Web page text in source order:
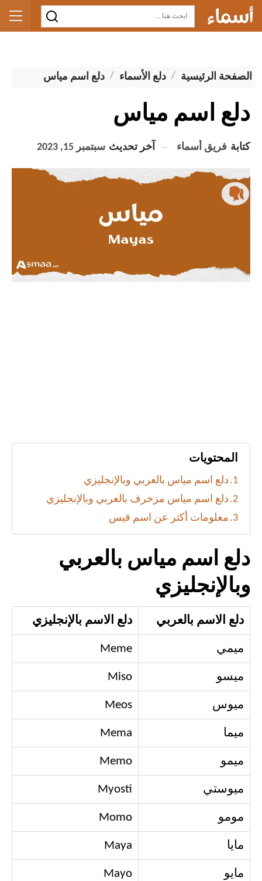
الصفحة الرئيسية دلع الأسماء دلع اسم مياس
دلع اسم مياس
كتابة فريق أسماء آخر تحديث سبتمبر 15, 2023
المحتويات
دلع اسم مياس بالعربي وبالإنجليزي
دلع اسم مياس مزخرف بالعربي وبالإنجليزي
معلومات أكثر عن اسم قيس
دلع اسم مياس بالعربي
وبالإنجليزي
دلع الاسم بالعربي دلع الاسم بالإنجليزي
ميمي Meme
ميسو Miso
ميوس Meos
ميما Mema
ميمو Memo
ميوستي Myosti
مومو Momo
مايا Maya
مايو Mayo